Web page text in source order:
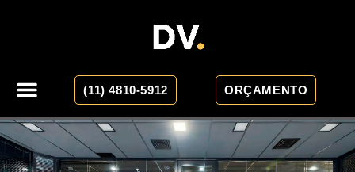
ORÇAMENTO
(11) 4810-5912